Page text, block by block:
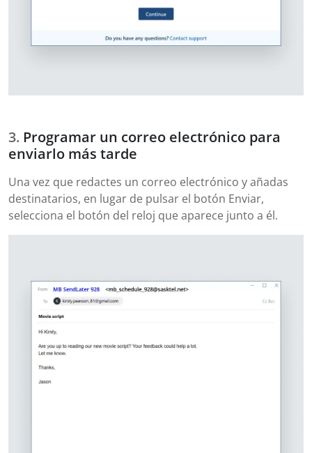
Programar un correo electrónico para
enviarlo más tarde
Una vez que redactes un correo electrónico y añadas
destinatarios, en lugar de pulsar el botón Enviar,
selecciona el botón del reloj que aparece junto a él.